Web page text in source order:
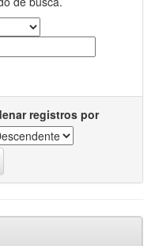
registros por